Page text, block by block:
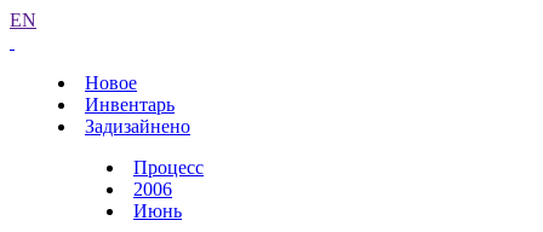
EN
Новое
Инвентарь
Задизайнено
Процесс
2006
Июнь